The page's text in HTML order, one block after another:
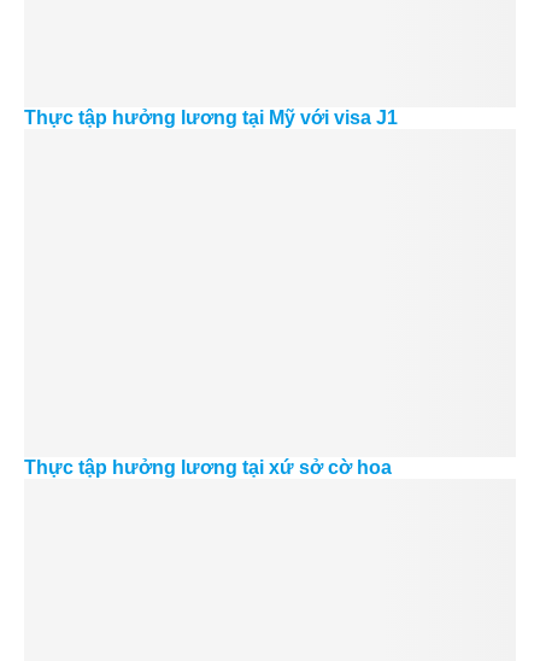
Thực tập hưởng lương tại Mỹ với visa J1
Thực tập hưởng lương tại xứ sở cờ hoa